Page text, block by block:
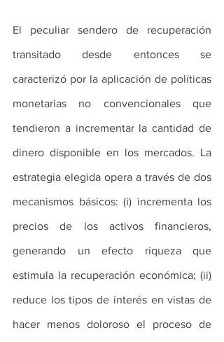
El peculiar sendero de recuperación
transitado desde entonces se
caracterizó por la aplicación de políticas
monetarias no convencionales que
tendieron a incrementar la cantidad de
dinero disponible en los mercados. La
estrategia elegida opera a través de dos
mecanismos básicos: (i) incrementa los
precios de los activos financieros,
generando un efecto riqueza que
estimula la recuperación económica; (ii)
reduce los tipos de interés en vistas de
hacer menos doloroso el proceso de